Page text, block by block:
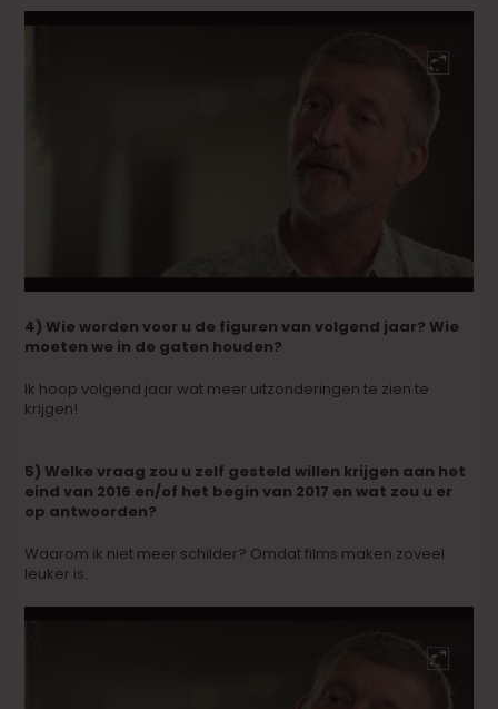
4) Wie worden voor u de figuren van volgend jaar? Wie
moeten we in de gaten houden?
Ik hoop volgend jaar wat meer uitzonderingen te zien te
krijgen!
5) Welke vraag zou u zelf gesteld willen krijgen aan het
eind van 2016 en/of het begin van 2017 en wat zou u er
op antwoorden?
Waarom ik niet meer schilder? Omdat films maken zoveel
leuker is.